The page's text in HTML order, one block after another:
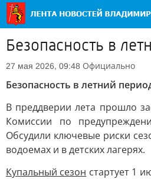
Безопасность в
27 мая 2026, 09:48 Официально
Безопасность в летний
В преддверии лета прошло
Комиссии по
Обсудили ключевые риски
водоемах и в детских лагерях.
Купальный сезон стартует 1